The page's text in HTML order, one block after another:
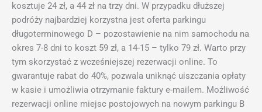
kosztuje 24 zł, a 44 zł na trzy dni. W przypadku dłuższej
podróży najbardziej korzystna jest oferta parkingu
długoterminowego D – pozostawienie na nim samochodu na
okres 7-8 dni to koszt 59 zł, a 14-15 – tylko 79 zł. Warto przy
tym skorzystać z wcześniejszej rezerwacji online. To
gwarantuje rabat do 40%, pozwala uniknąć uiszczania opłaty
w kasie i umożliwia otrzymanie faktury e-mailem. Możliwość
rezerwacji online miejsc postojowych na nowym parkingu B